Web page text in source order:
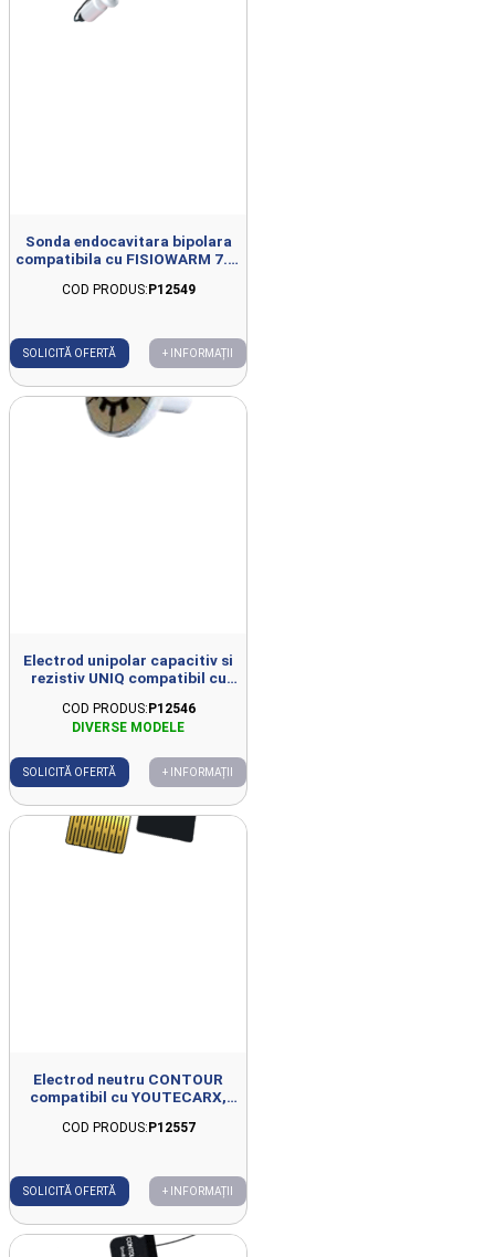
Sonda endocavitara bipolara
compatibila cu FISIOWARM 7.0,
COD PRODUS: P12549
SOLICITĂ OFERTĂ + INFORMAȚII
Electrod unipolar capacitiv si
rezistiv UNIQ compatibil cu
COD PRODUS: P12546
SOLICITĂ OFERTĂ + INFORMAȚII
Electrod neutru CONTOUR
compatibil cu YOUTECARX,
COD PRODUS: P12557
SOLICITĂ OFERTĂ + INFORMAȚII